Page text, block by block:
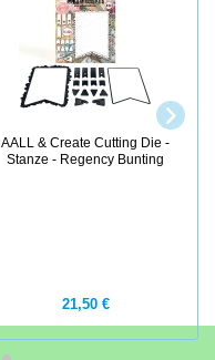
AALL & Create Cutting Die -
Stanze - Regency Bunting
21,50 €